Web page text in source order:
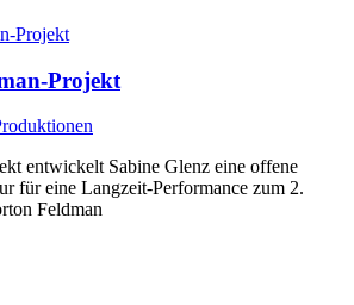
Projekt
entwickelt Sabine Glenz eine offene
für eine Langzeit-Performance zum 2.
Feldman